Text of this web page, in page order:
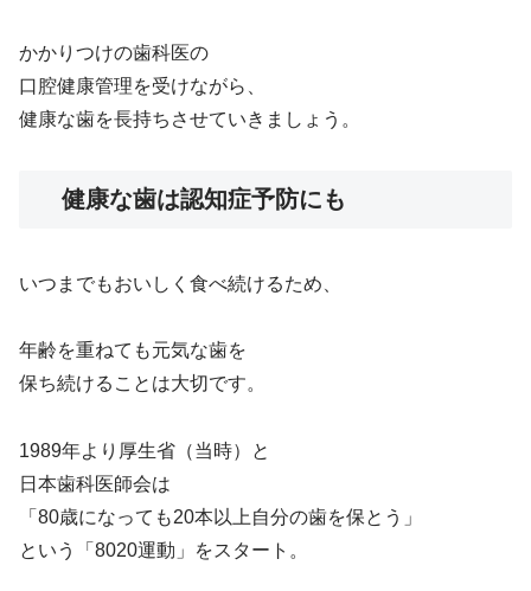
かかりつけの歯科医の
口腔健康管理を受けながら、
健康な歯を長持ちさせていきましょう。
健康な歯は認知症予防にも
いつまでもおいしく食べ続けるため、
年齢を重ねても元気な歯を
保ち続けることは大切です。
1989年より厚生省（当時）と
日本歯科医師会は
「80歳になっても20本以上自分の歯を保とう」
という「8020運動」をスタート。